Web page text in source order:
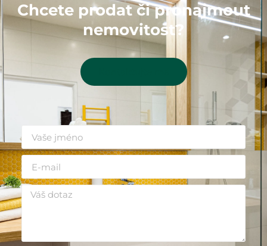
Chcete prodat či pronajmout
nemovitost?